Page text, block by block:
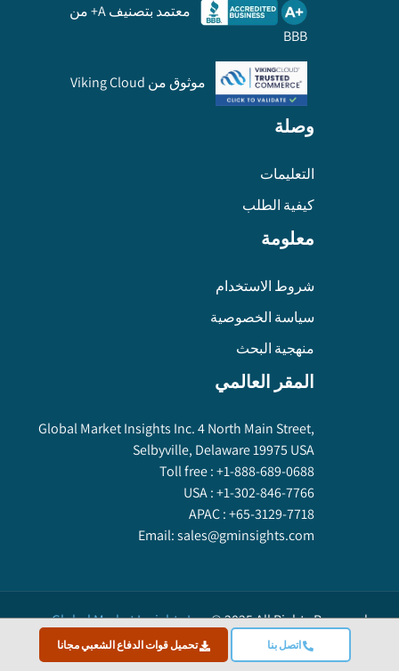
اتصل بنا تحميل قوات الدفاع الشعبي مجانا
معتمد بتصنيف A+ من
BBB
موثوق من Viking Cloud
وصلة
التعليمات
كيفية الطلب
معلومة
شروط الاستخدام
سياسة الخصوصية
منهجية البحث
المقر العالمي
Global Market Insights Inc. 4 North Main Street,
Selbyville, Delaware 19975 USA
Toll free :+1-888-689-0688
USA :+1-302-846-7766
APAC :+65-3129-7718
Email:sales@gminsights.com
Global Market Insights Inc.©2025All Rights Reserved.